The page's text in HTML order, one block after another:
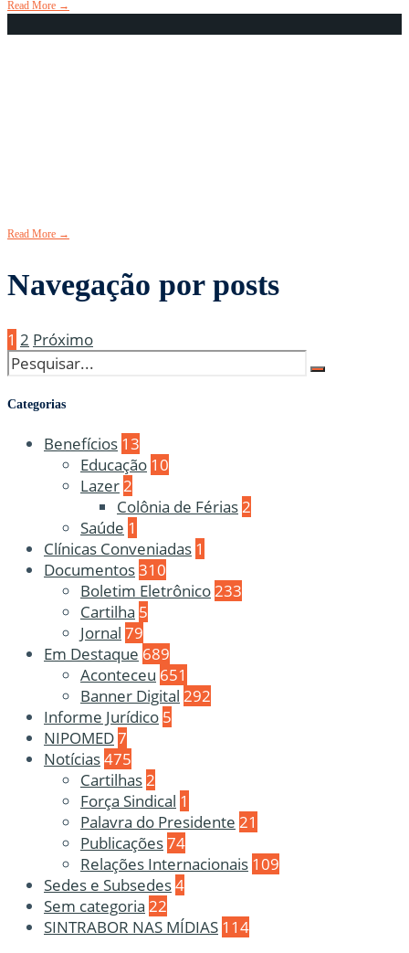
Read More →
Read More →
Navegação por posts
1 2 Próximo
Categorias
Benefícios 13
Educação 10
Lazer2
Colônia de Férias2
Saúde 1
Clínicas Conveniadas 1
Documentos310
Boletim Eletrônico233
Cartilha 5
Jornal 79
Em Destaque 689
Aconteceu 651
Banner Digital 292
Informe Jurídico 5
NIPOMED7
Notícias475
Cartilhas2
Força Sindical 1
Palavra do Presidente 21
Publicações74
Relações Internacionais 109
Sedes e Subsedes4
Sem categoria 22
SINTRABOR NAS MÍDIAS 114